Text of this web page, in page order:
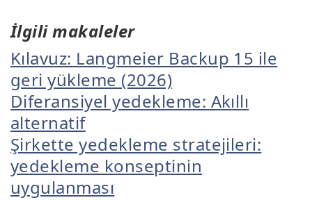
İlgili makaleler
Kılavuz: Langmeier Backup 15 ile
geri yükleme (2026)
Diferansiyel yedekleme: Akıllı
alternatif
Şirkette yedekleme stratejileri:
yedekleme konseptinin
uygulanması